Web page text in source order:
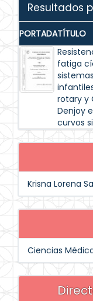
Resultados
PORTADATÍTULO
fatiga
rotary y
Denjoy
curvos
Krisna Lorena
Ciencias